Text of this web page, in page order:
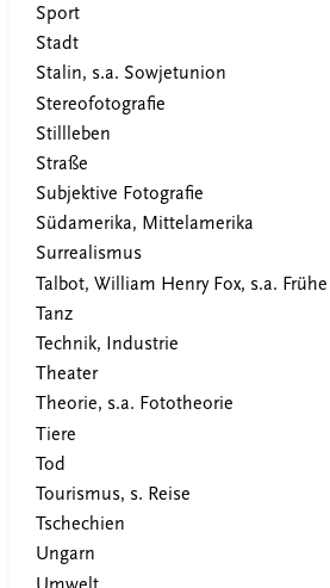
Sport
Stadt
Stalin, s.a. Sowjetunion
Stereofotografie
Stillleben
Straße
Subjektive Fotografie
Südamerika, Mittelamerika
Surrealismus
Talbot, William Henry Fox, s.a.
Tanz
Technik, Industrie
Theater
Theorie, s.a. Fototheorie
Tiere
Tod
Tourismus, s. Reise
Tschechien
Ungarn